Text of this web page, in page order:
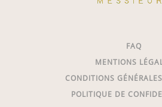
FAQ
MENTIONS
CONDITIONS
POLITIQUE DE